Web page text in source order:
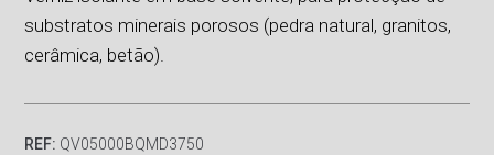
substratos minerais porosos (pedra natural, granitos,
cerâmica, betão).
REF: QV05000BQMD3750